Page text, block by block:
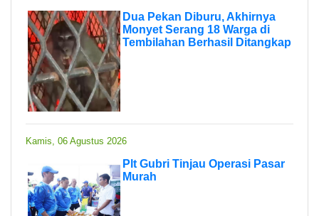
Dua Pekan Diburu, Akhirnya
Monyet Serang 18 Warga di
Tembilahan Berhasil Ditangkap
Kamis, 06 Agustus 2026
Plt Gubri Tinjau Operasi Pasar
Murah